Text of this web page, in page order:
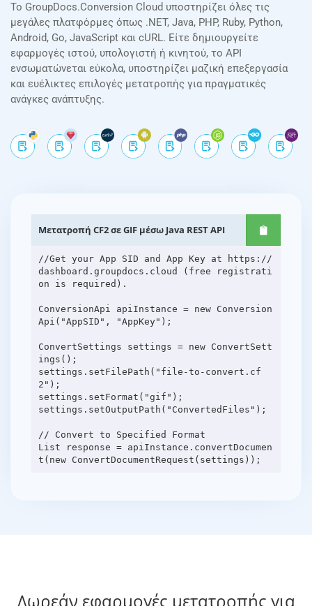
Το GroupDocs.Conversion Cloud υποστηρίζει όλες τις
μεγάλες πλατφόρμες όπως .NET, Java, PHP, Ruby, Python,
Android, Go, JavaScript και cURL. Είτε δημιουργείτε
εφαρμογές ιστού, υπολογιστή ή κινητού, το API
ενσωματώνεται εύκολα, υποστηρίζει μαζική επεξεργασία
και ευέλικτες επιλογές μετατροπής για πραγματικές
ανάγκες ανάπτυξης.
Μετατροπή CF2 σε GIF μέσω Java REST API
//Get your App SID and App Key at https://
dashboard.groupdocs.cloud (free registrati
on is required).
ConversionApi apiInstance = new Conversion
Api("AppSID", "AppKey");
ConvertSettings settings = new ConvertSett
ings();
settings.setFilePath("file-to-convert.cf
2");
settings.setFormat("gif");
settings.setOutputPath("ConvertedFiles");
// Convert to Specified Format
List response = apiInstance.convertDocumen
Δωρεάν εφαρμογές μετατροπής για